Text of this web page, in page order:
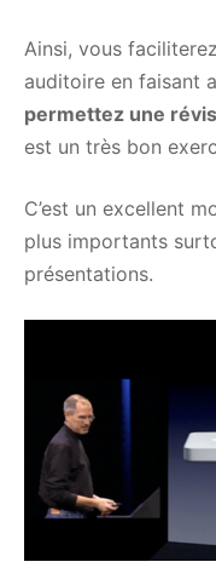
Ainsi, vous
auditoire en faisant
permettez une
est un très bon
C’est un excellent
plus importants
présentations.